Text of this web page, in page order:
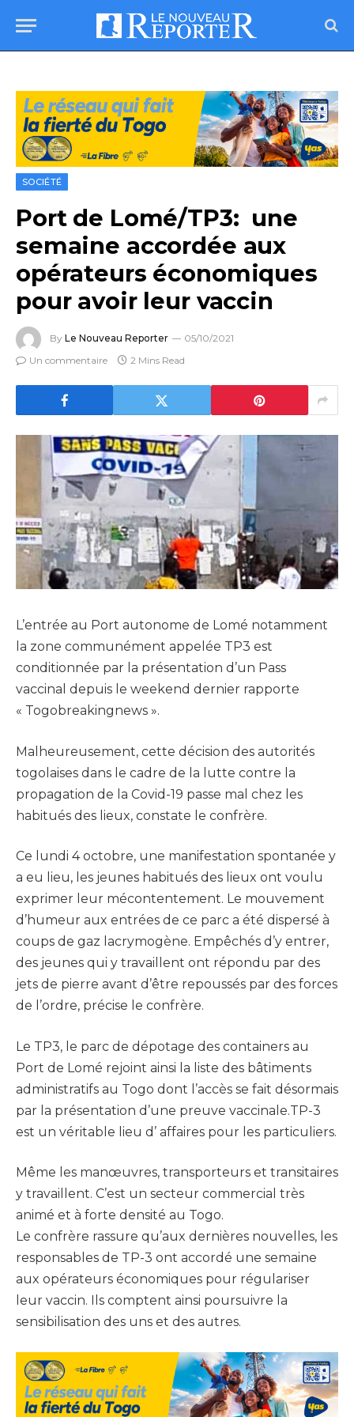
SOCIÉTÉ
Port de Lomé/TP3: une
semaine accordée aux
opérateurs économiques
pour avoir leur vaccin
By Le Nouveau Reporter
05/10/2021
Un commentaire
2 Mins Read
L’entrée au Port autonome de Lomé notamment
la zone communément appelée TP3 est
conditionnée par la présentation d’un Pass
vaccinal depuis le weekend dernier rapporte
« Togobreakingnews ».
Malheureusement, cette décision des autorités
togolaises dans le cadre de la lutte contre la
propagation de la Covid-19 passe mal chez les
habitués des lieux, constate le confrère.
Ce lundi 4 octobre, une manifestation spontanée y
a eu lieu, les jeunes habitués des lieux ont voulu
exprimer leur mécontentement. Le mouvement
d’humeur aux entrées de ce parc a été dispersé à
coups de gaz lacrymogène. Empêchés d’y entrer,
des jeunes qui y travaillent ont répondu par des
jets de pierre avant d’être repoussés par des forces
de l’ordre, précise le confrère.
Le TP3, le parc de dépotage des containers au
Port de Lomé rejoint ainsi la liste des bâtiments
administratifs au Togo dont l’accès se fait désormais
par la présentation d’une preuve vaccinale.TP-3
est un véritable lieu d’ affaires pour les particuliers.
Même les manœuvres, transporteurs et transitaires
y travaillent. C’est un secteur commercial très
animé et à forte densité au Togo.
Le confrère rassure qu’aux dernières nouvelles, les
responsables de TP-3 ont accordé une semaine
aux opérateurs économiques pour régulariser
leur vaccin. Ils comptent ainsi poursuivre la
sensibilisation des uns et des autres.